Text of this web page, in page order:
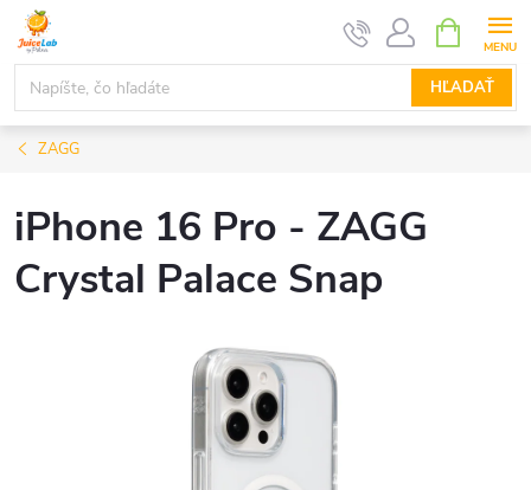
Prejsť
obsah
HĽADAŤ
KOŠÍK
ZAGG
iPhone 16 Pro - ZAGG
Crystal Palace Snap